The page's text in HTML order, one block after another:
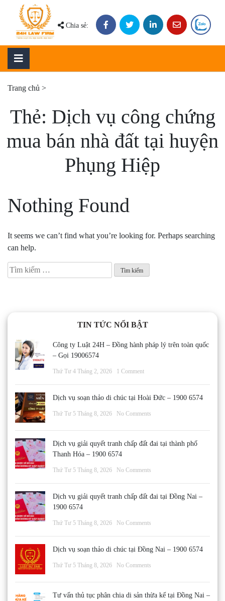
content
Chia sẻ:
Trang chủ >
Thẻ: Dịch vụ công chứng
mua bán nhà đất tại huyện
Phụng Hiệp
Nothing Found
It seems we can’t find what you’re looking for. Perhaps searching
can help.
Tìm
kiếm
TIN TỨC NỔI BẬT
Công ty Luật 24H – Đồng hành pháp lý trên toàn quốc
– Gọi 19006574
Thứ Tư 4 Tháng 2, 2026 1 Comment
Dịch vụ soạn thảo di chúc tại Hoài Đức – 1900 6574
Thứ Tư 5 Tháng 8, 2026 No Comments
Dịch vụ giải quyết tranh chấp đất đai tại thành phố
Thanh Hóa – 1900 6574
Thứ Tư 5 Tháng 8, 2026 No Comments
Dịch vụ giải quyết tranh chấp đất đai tại Đồng Nai –
1900 6574
Thứ Tư 5 Tháng 8, 2026 No Comments
Dịch vụ soạn thảo di chúc tại Đồng Nai – 1900 6574
Thứ Tư 5 Tháng 8, 2026 No Comments
Tư vấn thủ tục phân chia di sản thừa kế tại Đồng Nai –